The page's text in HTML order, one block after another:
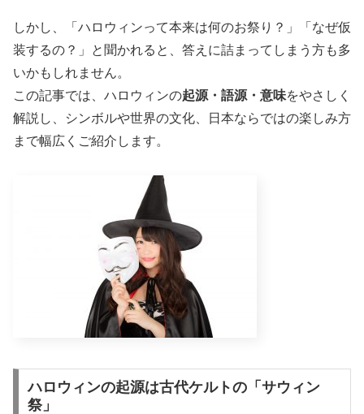
しかし、「ハロウィンって本来は何のお祭り？」「なぜ仮
装するの？」と聞かれると、答えに詰まってしまう方も多
いかもしれません。
この記事では、ハロウィンの起源・語源・意味をやさしく
解説し、シンボルや世界の文化、日本ならではの楽しみ方
まで幅広くご紹介します。
ハロウィンの起源は古代ケルトの「サウィン
祭」